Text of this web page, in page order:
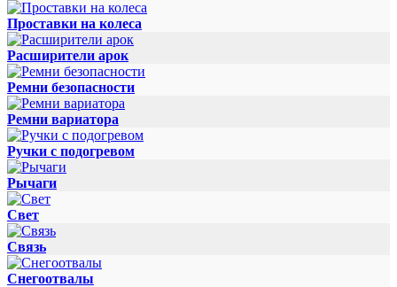
Проставки на колеса
Расширители арок
Ремни безопасности
Ремни вариатора
Ручки с подогревом
Рычаги
Свет
Связь
Снегоотвалы